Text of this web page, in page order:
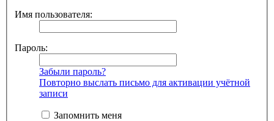
Имя пользователя:
Пароль:
Забыли пароль?
Повторно выслать письмо для активации учётной
записи
Запомнить меня